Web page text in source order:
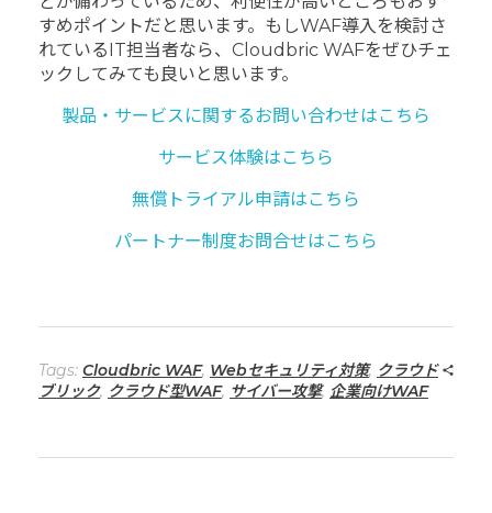
すめポイントだと思います。もしWAF導入を検討さ
れているIT担当者なら、Cloudbric WAFをぜひチェ
ックしてみても良いと思います。
製品・サービスに関するお問い合わせはこちら
サービス体験はこちら
無償トライアル申請はこちら
パートナー制度お問合せはこちら
Tags: Cloudbric WAF, Webセキュリティ対策, クラウド
ブリック, クラウド型WAF, サイバー攻撃, 企業向けWAF